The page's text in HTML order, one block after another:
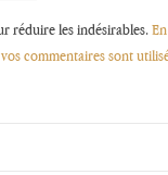
réduire les indésirables.
commentaires sont